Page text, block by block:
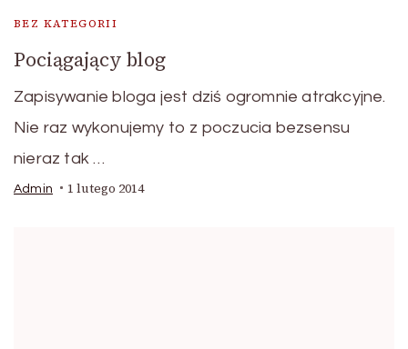
BEZ KATEGORII
Pociągający blog
Zapisywanie bloga jest dziś ogromnie atrakcyjne.
Nie raz wykonujemy to z poczucia bezsensu
nieraz tak …
Admin 1 lutego 2014